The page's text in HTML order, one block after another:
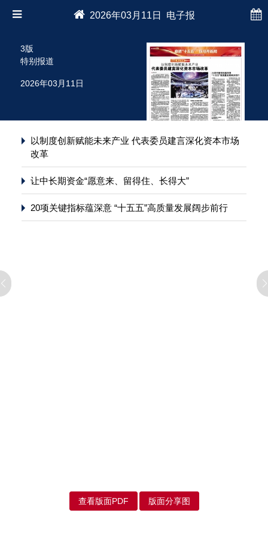
2026年03月11日 电子报
3版
特别报道
2026年03月11日
以制度创新赋能未来产业 代表委员建言深化资本市场
改革
让中长期资金“愿意来、留得住、长得大”
20项关键指标蕴深意 “十五五”高质量发展阔步前行
查看版面PDF 版面分享图